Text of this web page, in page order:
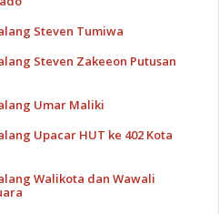
Steven Tumiwa
Steven Zakeeon Putusan
Umar Maliki
Upacar HUT ke 402 Kota
Walikota dan Wawali